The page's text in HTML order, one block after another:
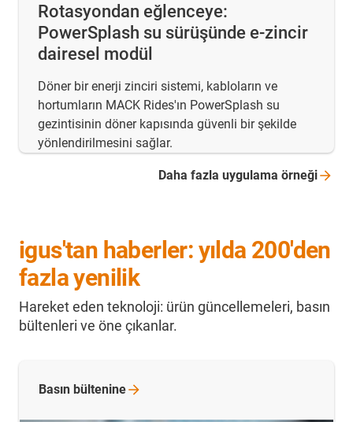
Rotasyondan eğlenceye:
PowerSplash su sürüşünde e-zincir
dairesel modül
Döner bir enerji zinciri sistemi, kabloların ve
hortumların MACK Rides'ın PowerSplash su
gezintisinin döner kapısında güvenli bir şekilde
yönlendirilmesini sağlar.
Daha fazla uygulama örneği
igus'tan haberler: yılda 200'den
fazla yenilik
Hareket eden teknoloji: ürün güncellemeleri, basın
bültenleri ve öne çıkanlar.
Basın bültenine